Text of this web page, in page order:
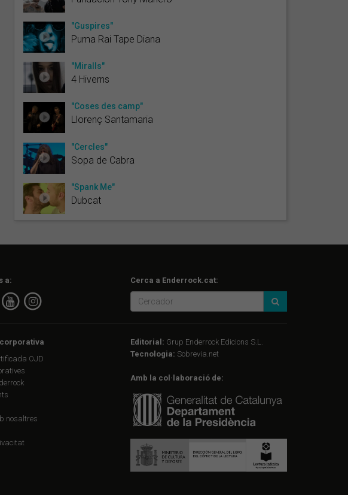
"Guspires"
Puma Rai Tape Diana
"Miralls"
4 Hiverns
"Coses des camp"
Llorenç Santamaria
"Cercles"
Sopa de Cabra
"Spank Me"
Dubcat
a: Cerca a Enderrock.cat:
OJD
nosaltres
Editorial: Grup Enderrock Edicions S.L.
Tecnologia: Sobrevia.net
Amb la col·laboració de: